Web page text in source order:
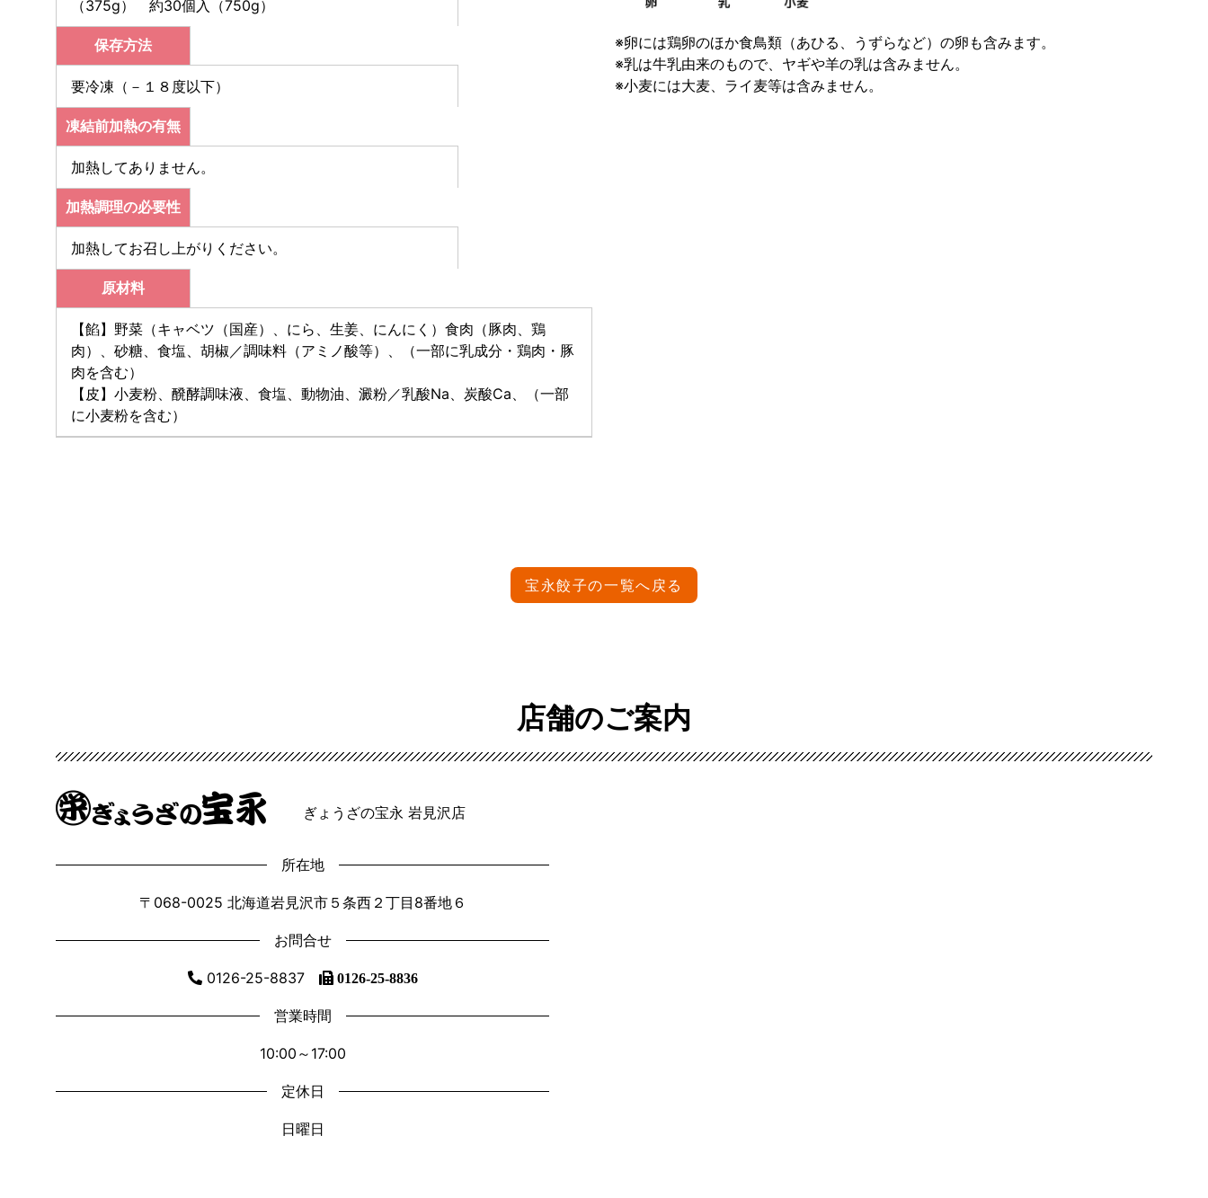
（375g） 約30個入（750g）
保存方法
要冷凍（－１８度以下）
凍結前加熱の有無
加熱してありません。
加熱調理の必要性
加熱してお召し上がりください。
原材料
【餡】野菜（キャベツ（国産）、にら、生姜、にんにく）食肉（豚肉、鶏
肉）、砂糖、食塩、胡椒／調味料（アミノ酸等）、（一部に乳成分・鶏肉・豚
肉を含む）
【皮】小麦粉、醗酵調味液、食塩、動物油、澱粉／乳酸Na、炭酸Ca、（一部
に小麦粉を含む）
※卵には鶏卵のほか食鳥類（あひる、うずらなど）の卵も含みます。
※乳は牛乳由来のもので、ヤギや羊の乳は含みません。
※小麦には大麦、ライ麦等は含みません。
宝永餃子の一覧へ戻る
店舗のご案内
ぎょうざの宝永 岩見沢店
所在地
〒068-0025 北海道岩見沢市５条西２丁目8番地６
お問合せ
0126-25-8837 0126-25-8836
営業時間
10:00～17:00
定休日
日曜日